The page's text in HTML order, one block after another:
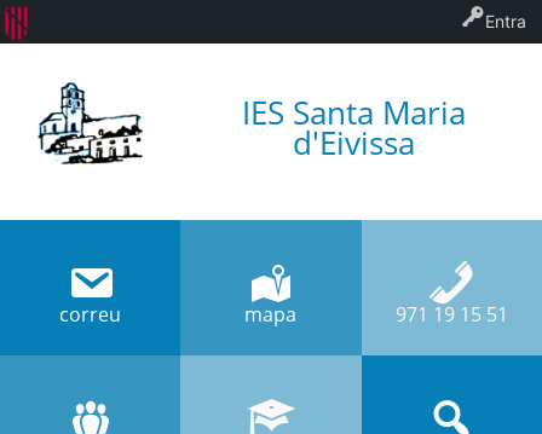
IES Santa Maria
d'Eivissa
correu mapa 971 19 15 51
Entra